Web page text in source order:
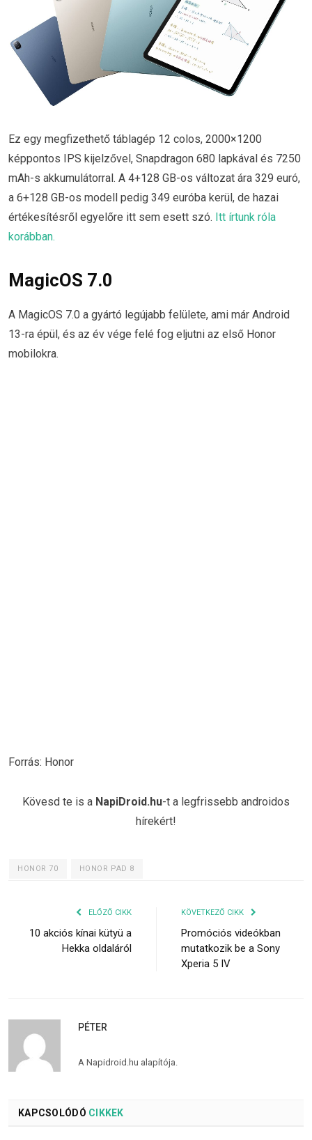
Ez egy megfizethető táblagép 12 colos, 2000×1200
képpontos IPS kijelzővel, Snapdragon 680 lapkával és 7250
mAh-s akkumulátorral. A 4+128 GB-os változat ára 329 euró,
a 6+128 GB-os modell pedig 349 euróba kerül, de hazai
értékesítésről egyelőre itt sem esett szó. Itt írtunk róla
korábban.
MagicOS 7.0
A MagicOS 7.0 a gyártó legújabb felülete, ami már Android
13-ra épül, és az év vége felé fog eljutni az első Honor
mobilokra.
Forrás: Honor
Kövesd te is a NapiDroid.hu-t a legfrissebb androidos
hírekért!
HONOR 70 HONOR PAD 8
ELŐZŐ CIKK
10 akciós kínai kütyü a
Hekka oldaláról
KÖVETKEZŐ CIKK
Promóciós videókban
mutatkozik be a Sony
Xperia 5 IV
PÉTER
A Napidroid.hu alapítója.
KAPCSOLÓDÓ CIKKEK